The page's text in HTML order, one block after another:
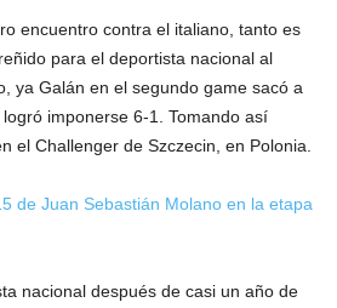
encuentro contra el italiano, tanto es
para el deportista nacional al
ya Galán en el segundo game sacó a
imponerse 6-1. Tomando así
el Challenger de Szczecin, en Polonia.
de Juan Sebastián Molano en la etapa
nacional después de casi un año de